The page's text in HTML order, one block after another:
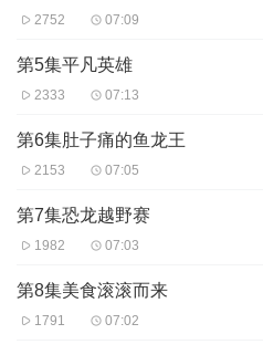
2752 07:09
第5集平凡英雄
2333 07:13
第6集肚子痛的鱼龙王
2153 07:05
第7集恐龙越野赛
1982 07:03
第8集美食滚滚而来
1791 07:02